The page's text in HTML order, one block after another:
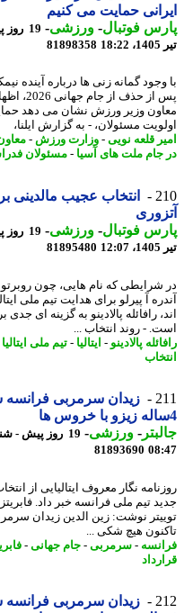
حمایت می کنیم
فوتبال-ورزشی-
81898358
گمانه زنی ها درباره آینده نیمکت
پس از حذف از جام جهانی
وزیر ورزش نشان می دهد حمایت از
مسئولان، - به گزارش ایلنا،
قلعه نویی-وزارت ورزش -معاون
ملت های آسیا -مسئولان
انتخاب عجیب مالدینی برای
فوتبال-ورزشی-
81895480
که نام هایی، چون روبرتو
آ پیرلو برای هدایت تیم ملی ایتالیا
رافائله پالادینو به گزینه ای جدی
- روند انتخاب ...
پالادینو-ایتالیا -تیم ملی ایتالیا -
زیدان سرمربی فرانسه شد/
-ورزشی-
81893690
نگار معروف ایتالیایی از انتخاب
تیم ملی فرانسه خبر داد. فابریتزیو
نوشت: زین الدین زیدان سرمربی
هیچ شکی ...
-سرمربی- جام جهانی-
زیدان سرمربی فرانسه شد/